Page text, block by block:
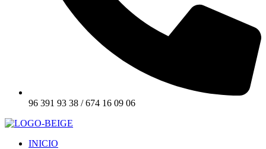
96 391 93 38 / 674 16 09 06
INICIO